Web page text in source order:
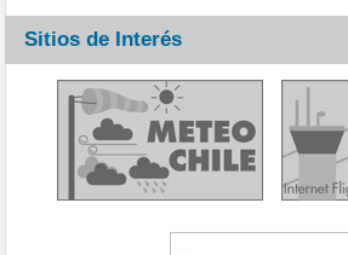
Sitios de Interés